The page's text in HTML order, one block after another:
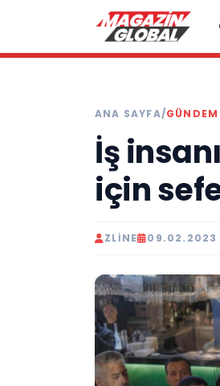
ANA SAYFA/GÜNDEM
İş
için
ZLINE 09.02.2023